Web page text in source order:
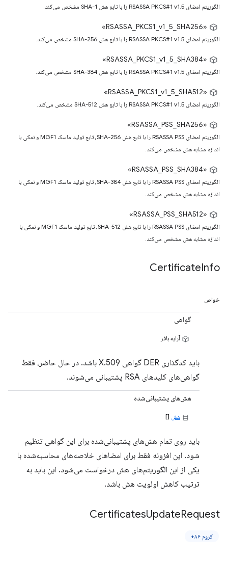
الگوریتم امضای RSASSA PKCS#1 v1.5 را با تابع هش SHA-1 مشخص می‌کند.
«RSASSA_PKCS1_v1_5_SHA256»
الگوریتم امضای RSASSA PKCS#1 v1.5 را با تابع هش SHA-256 مشخص می‌کند.
«RSASSA_PKCS1_v1_5_SHA384»
الگوریتم امضای RSASSA PKCS#1 v1.5 را با تابع هش SHA-384 مشخص می‌کند.
«RSASSA_PKCS1_v1_5_SHA512»
الگوریتم امضای RSASSA PKCS#1 v1.5 را با تابع هش SHA-512 مشخص می‌کند.
«RSASSA_PSS_SHA256»
الگوریتم امضای RSASSA PSS را با تابع هش SHA-256، تابع تولید ماسک MGF1 و نمکی با
اندازه مشابه هش مشخص می‌کند.
«RSASSA_PSS_SHA384»
الگوریتم امضای RSASSA PSS را با تابع هش SHA-384، تابع تولید ماسک MGF1 و نمکی با
اندازه مشابه هش مشخص می‌کند.
«RSASSA_PSS_SHA512»
الگوریتم امضای RSASSA PSS را با تابع هش SHA-512، تابع تولید ماسک MGF1 و نمکی با
اندازه مشابه هش مشخص می‌کند.
CertificateInfo
خواص
گواهی
آرایه بافر
باید کدگذاری DER گواهی X.509 باشد. در حال حاضر، فقط
گواهی‌های کلیدهای RSA پشتیبانی می‌شوند.
هش‌های پشتیبانی‌شده
هش []
باید روی تمام هش‌های پشتیبانی‌شده برای این گواهی تنظیم
شود. این افزونه فقط برای امضاهای خلاصه‌های محاسبه‌شده با
یکی از این الگوریتم‌های هش درخواست می‌شود. این باید به
ترتیب کاهش اولویت هش باشد.
CertificatesUpdateRequest
کروم ۸۶+